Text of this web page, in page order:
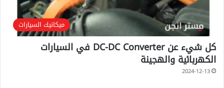
ميكانيك السيارات
كل شيء عن DC-DC Converter في السيارات
الكهربائية والهجينة
2024-12-13